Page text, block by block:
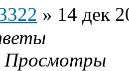
» 14 дек
Просмотры